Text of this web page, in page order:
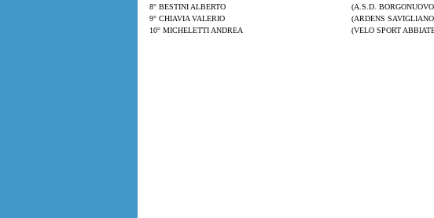
8° BESTINI ALBERTO
(A.S.D.
9° CHIAVIA VALERIO
(ARDENS
10° MICHELETTI ANDREA
(VELO SPORT